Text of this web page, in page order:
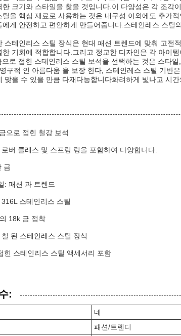
크기와 스타일을 찾을 것입니다.이 다양성은 각 조각
틸을 핵심 재료로 사용하는 것은 내구성 이외에도 추가
게 안전하고 편안하게 만들어줍니다.스테인레스 스
스테인리스 스틸 장식은 현대 패션 트렌드에 맞춰 고
한 기회에 적합합니다.그리고 정교한 디자인은 각 아이
로 접힌 스테인리스 스틸 보석을 선택하는 것은 스타
구적 인 아름다움 을 보장 한다, 스테인레스 스틸 기반
맞을 수 있을 만큼 다재다능합니다화려하게 빛나고 시
으로 접힌 철강 보석
버 클래스 및 스프링 링을 포함하여 다양합니다.
금
: 패션 과 트렌드
스테인리스 스틸
18k 금 접착
된 스테인레스 스틸 장식
힌 스테인리스 스틸 액세서리 포함
:
네
패션/트렌디